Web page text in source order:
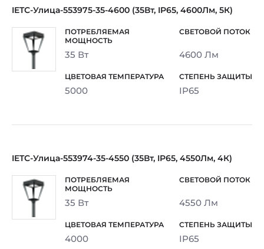
IETC-Улица-553975-35-4600 (35Вт, IP65, 4600Лм, 5К)
35 Вт 4600 Лм
5000 IP65
IETC-Улица-553974-35-4550 (35Вт, IP65, 4550Лм, 4К)
35 Вт 4550 Лм
4000 IP65